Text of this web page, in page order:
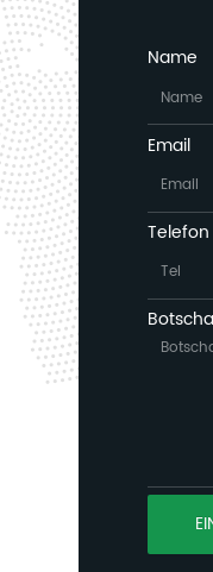
Name
Email
Telefon